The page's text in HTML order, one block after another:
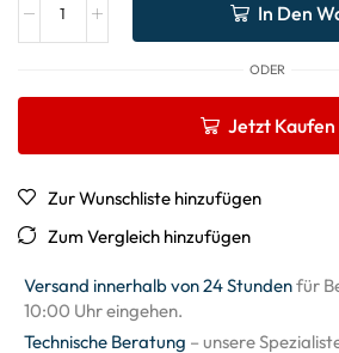
In Den
ODER
Jetzt Kaufen
Zur Wunschliste hinzufügen
Zum Vergleich hinzufügen
Versand innerhalb von 24 Stundenfür
10:00 Uhr eingehen.
Technische Beratung – unsere